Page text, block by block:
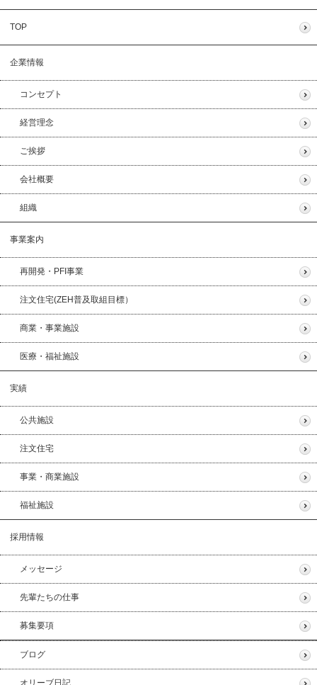
TOP
企業情報
コンセプト
経営理念
ご挨拶
会社概要
組織
事業案内
再開発・PFI事業
注文住宅(ZEH普及取組目標）
商業・事業施設
医療・福祉施設
実績
公共施設
注文住宅
事業・商業施設
福祉施設
採用情報
メッセージ
先輩たちの仕事
募集要項
ブログ
オリーブ日記